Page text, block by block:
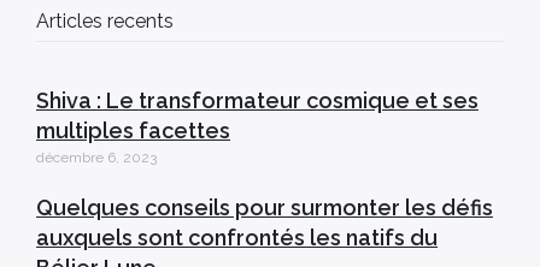
Articles recents
Shiva : Le transformateur cosmique et ses
multiples facettes
décembre 6, 2023
Quelques conseils pour surmonter les défis
auxquels sont confrontés les natifs du